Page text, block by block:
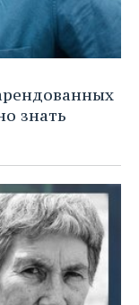
знать